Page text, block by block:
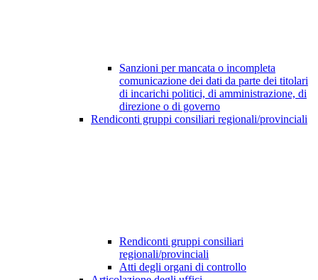
Sanzioni per mancata o incompleta
comunicazione dei dati da parte dei titolari
di incarichi politici, di amministrazione, di
direzione o di governo
Rendiconti gruppi consiliari regionali/provinciali
Rendiconti gruppi consiliari
regionali/provinciali
Atti degli organi di controllo